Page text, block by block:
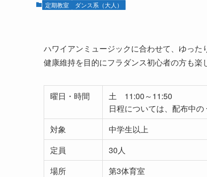
定期教室 ダンス系（大人）
ハワイアンミュージックに合わせて、ゆった
健康維持を目的にフラダンス初心者の方も楽
曜日・時間
土 11:00～11:50
日程については、配布中の
対象
中学生以上
定員
30人
場所
第3体育室